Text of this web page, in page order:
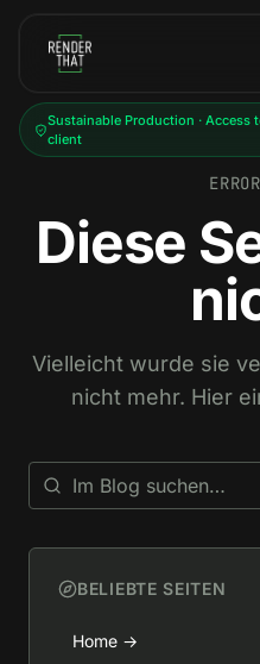
Sustainable Production · Access
client
Diese
Vielleicht wurde sie
nicht mehr. Hier
BELIEBTE SEITEN
Home →